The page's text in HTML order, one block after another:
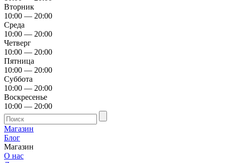
Вторник
10:00 — 20:00
Среда
10:00 — 20:00
Четверг
10:00 — 20:00
Пятница
10:00 — 20:00
Суббота
10:00 — 20:00
Воскресенье
10:00 — 20:00
Магазин
Блог
Магазин
О нас